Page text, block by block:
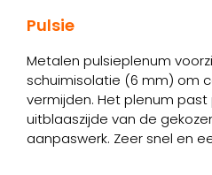
Pulsie
Metalen pulsieplenum
schuimisolatie (6 mm) om
vermijden. Het plenum
uitblaaszijde van de
aanpaswerk. Zeer snel en